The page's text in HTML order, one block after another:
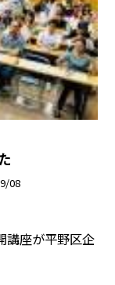
08
講座が平野区企